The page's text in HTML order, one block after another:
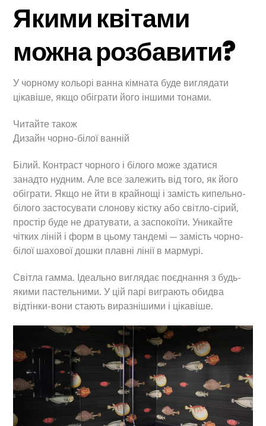
Якими квітами
можна розбавити?
У чорному кольорі ванна кімната буде виглядати
цікавіше, якщо обіграти його іншими тонами.
Читайте також
Дизайн чорно-білої ванній
Білий. Контраст чорного і білого може здатися
занадто нудним. Але все залежить від того, як його
обіграти. Якщо не йти в крайнощі і замість кипельно-
білого застосувати слонову кістку або світло-сірий,
простір буде не дратувати, а заспокоїти. Уникайте
чітких ліній і форм в цьому тандемі — замість чорно-
білої шахової дошки плавні лінії в мармурі.
Світла гамма. Ідеально виглядає поєднання з будь-
якими пастельними. У цій парі виграють обидва
відтінки-вони стають виразнішими і цікавіше.